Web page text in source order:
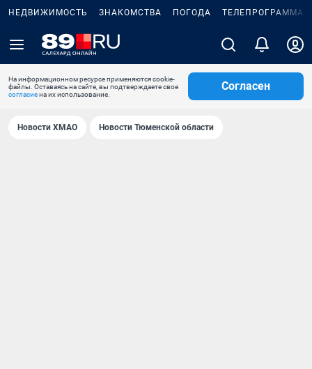
НЕДВИЖИМОСТЬ ЗНАКОМСТВА ПОГОДА ТЕЛЕПРОГРАММА
На информационном ресурсе применяются cookie-
файлы. Оставаясь на сайте, вы подтверждаете свое
согласиена их использование.
Согласен
Новости ХМАО Новости Тюменской области